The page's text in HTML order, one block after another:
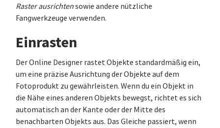
Raster ausrichtensowie andere nützliche
Fangwerkzeuge verwenden.
Einrasten
Der Online Designer rastet Objekte standardmäßig ein,
um eine präzise Ausrichtung der Objekte auf dem
Fotoprodukt zu gewährleisten. Wenn du ein Objekt in
die Nähe eines anderen Objekts bewegst, richtet es sich
automatisch an der Kante oder der Mitte des
benachbarten Objekts aus. Das Gleiche passiert, wenn